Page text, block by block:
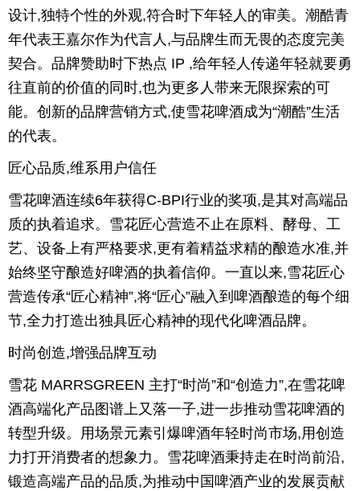
设计,独特个性的外观,符合时下年轻人的审美。潮酷青
年代表王嘉尔作为代言人,与品牌生而无畏的态度完美
契合。品牌赞助时下热点 IP ,给年轻人传递年轻就要勇
往直前的价值的同时,也为更多人带来无限探索的可
能。创新的品牌营销方式,使雪花啤酒成为“潮酷”生活
的代表。
匠心品质,维系用户信任
雪花啤酒连续6年获得C-BPI行业的奖项,是其对高端品
质的执着追求。雪花匠心营造不止在原料、酵母、工
艺、设备上有严格要求,更有着精益求精的酿造水准,并
始终坚守酿造好啤酒的执着信仰。一直以来,雪花匠心
营造传承“匠心精神”,将“匠心”融入到啤酒酿造的每个细
节,全力打造出独具匠心精神的现代化啤酒品牌。
时尚创造,增强品牌互动
雪花 MARRSGREEN 主打“时尚”和“创造力”,在雪花啤
酒高端化产品图谱上又落一子,进一步推动雪花啤酒的
转型升级。用场景元素引爆啤酒年轻时尚市场,用创造
力打开消费者的想象力。雪花啤酒秉持走在时尚前沿,
锻造高端产品的品质,为推动中国啤酒产业的发展贡献